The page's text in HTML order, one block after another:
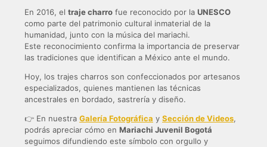
En 2016, el traje charro fue reconocido por la UNESCO
como parte del patrimonio cultural inmaterial de la
humanidad, junto con la música del mariachi.
Este reconocimiento confirma la importancia de preservar
las tradiciones que identifican a México ante el mundo.
Hoy, los trajes charros son confeccionados por artesanos
especializados, quienes mantienen las técnicas
ancestrales en bordado, sastrería y diseño.
👉 En nuestra Galería Fotográfica y Sección de Videos,
podrás apreciar cómo en Mariachi Juvenil Bogotá
seguimos difundiendo este símbolo con orgullo y